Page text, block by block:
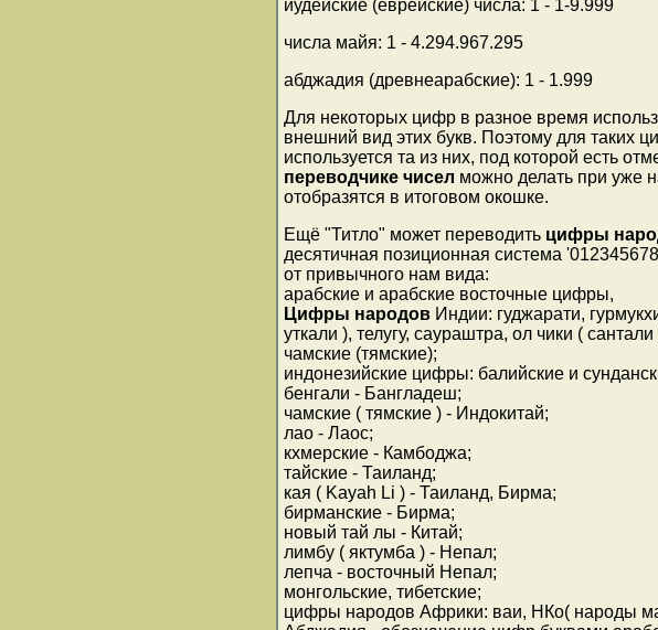
иудейские (еврейские) числа: 1 - 1-9.999
числа майя: 1 - 4.294.967.295
абджадия (древнеарабские): 1 - 1.999
Для некоторых цифр в разное время
внешний вид этих букв. Поэтому для таких
используется та из них, под которой есть
переводчике чисел можно делать при уже
отобразятся в итоговом окошке.
Ещё "Титло" может переводить цифры
десятичная позиционная система
от привычного нам вида:
арабские и арабские восточные цифры,
Цифры народов Индии: гуджарати,
уткали ), телугу, саураштра, ол чики (
чамские (тямские);
индонезийские цифры: балийские и
бенгали - Бангладеш;
чамские ( тямские ) - Индокитай;
лао - Лаос;
кхмерские - Камбоджа;
тайские - Таиланд;
кая ( Kayah Li ) - Таиланд, Бирма;
бирманские - Бирма;
новый тай лы - Китай;
лимбу ( яктумба ) - Непал;
лепча - восточный Непал;
монгольские, тибетские;
цифры народов Африки: ваи, НКо( народы